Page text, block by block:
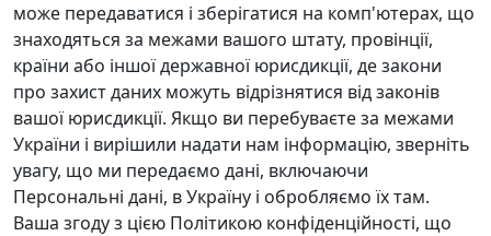
може передаватися і зберігатися на комп'ютерах, що
знаходяться за межами вашого штату, провінції,
країни або іншої державної юрисдикції, де закони
про захист даних можуть відрізнятися від законів
вашої юрисдикції. Якщо ви перебуваєте за межами
України і вирішили надати нам інформацію, зверніть
увагу, що ми передаємо дані, включаючи
Персональні дані, в Україну і обробляємо їх там.
Ваша згоду з цією Політикою конфіденційності, що